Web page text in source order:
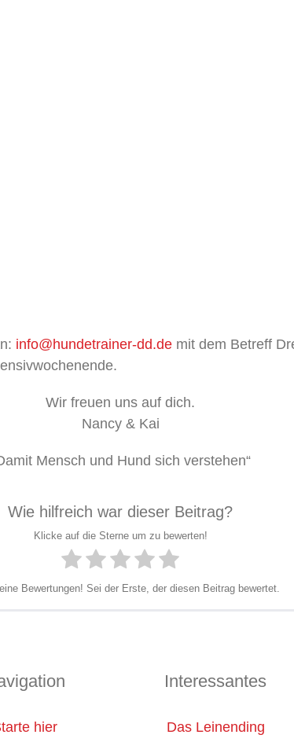
info@hundetrainer-dd.de mit dem Betreff
Wir freuen uns auf dich.
Nancy & Kai
Mensch und Hund sich verstehen“
Wie hilfreich war dieser Beitrag?
Klicke auf die Sterne um zu bewerten!
Bewertungen! Sei der Erste, der diesen Beitrag bewertet.
hier
Interessantes
Das Leinending